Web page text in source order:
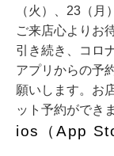
（火）、23（月
ご来店心よりお
引き続き、コロ
アプリからの予
願いします。お
ット予約ができ
ios（App